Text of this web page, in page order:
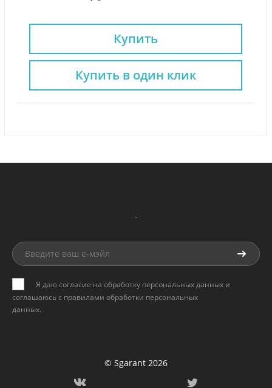
Купить
Купить в один клик
-
Я даю согласие на обработку персональных данных и
соглашаюсь с правилами обработки персональных
данных.
© Sgarant 2026